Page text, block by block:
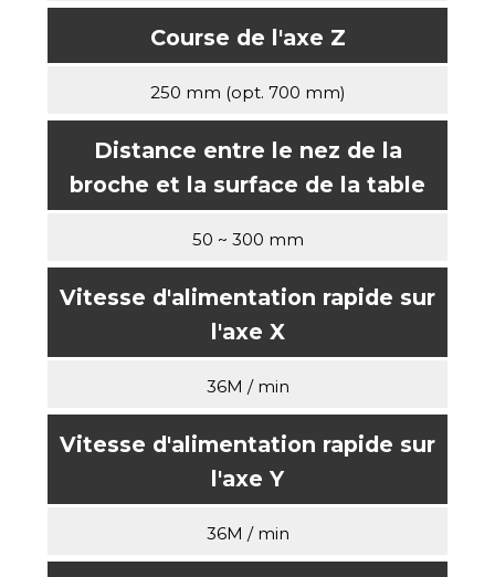
Course de l'axe Z
250 mm (opt. 700 mm)
Distance entre le nez de la
broche et la surface de la table
50 ~ 300 mm
Vitesse d'alimentation rapide sur
l'axe X
36M / min
Vitesse d'alimentation rapide sur
l'axe Y
36M / min